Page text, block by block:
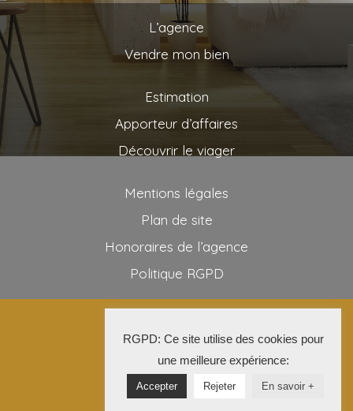
L’agence
Vendre mon bien
Estimation
Apporteur d’affaires
Découvrir le viager
Mentions légales
Plan de site
Honoraires de l’agence
Politique RGPD
La Solution Immo
RGPD: Ce site utilise des cookies pour
une meilleure expérience:
Accepter Rejeter En savoir +